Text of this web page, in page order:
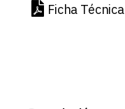
Ficha Técnica